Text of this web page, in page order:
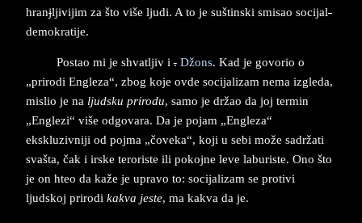
hranjljivijim za što više ljudi. A to je suštinski smisao socijal-
demokratije.
Postao mi je shvatljiv i. Džons. Kad je govorio o
„prirodi Engleza“, zbog koje ovde socijalizam nema izgleda,
mislio je na ljudsku prirodu, samo je držao da joj termin
„Englezi“ više odgovara. Da je pojam „Engleza“
ekskluzivniji od pojma „čoveka“, koji u sebi može sadržati
svašta, čak i irske teroriste ili pokojne leve laburiste. Ono što
je on hteo da kaže je upravo to: socijalizam se protivi
ljudskoj prirodi kakva jeste, ma kakva da je.